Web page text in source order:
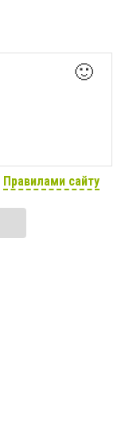
🙂
Правилами сайту